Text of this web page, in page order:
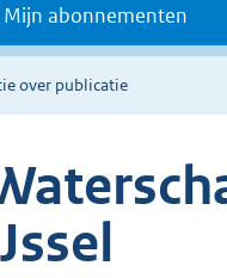
Mijn abonnementen
over publicatie